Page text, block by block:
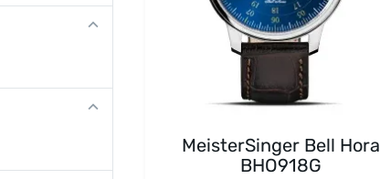
MeisterSinger Bell Hora
BHO918G